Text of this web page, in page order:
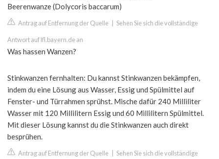
Beerenwanze (Dolycoris baccarum)
Antrag auf Entfernung der Quelle Sehen Sie sich die vollständige
Antwort auf lfl.bayern.de an
Was hassen Wanzen?
Stinkwanzen fernhalten: Du kannst Stinkwanzen bekämpfen,
indem du eine Lösung aus Wasser, Essig und Spülmittel auf
Fenster- und Türrahmen sprühst. Mische dafür 240 Milliliter
Wasser mit 120 Millilitern Essig und 60 Millilitern Spülmittel.
Mit dieser Lösung kannst du die Stinkwanzen auch direkt
besprühen.
Antrag auf Entfernung der Quelle Sehen Sie sich die vollständige